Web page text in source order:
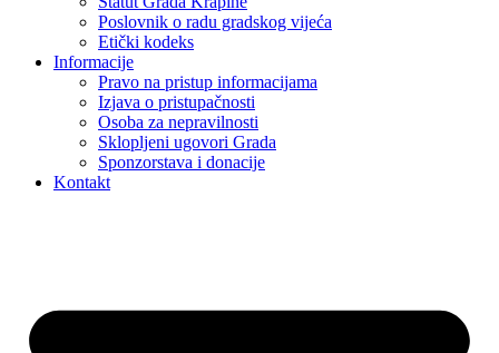
Poslovnik o radu gradskog vijeća
Etički kodeks
Informacije
Pravo na pristup informacijama
Izjava o pristupačnosti
Osoba za nepravilnosti
Sklopljeni ugovori Grada
Sponzorstava i donacije
Kontakt